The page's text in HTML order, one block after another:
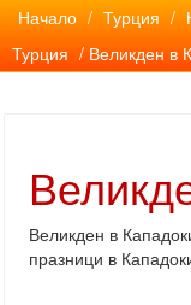
Начало / Турция /
Турция / Великден в
Великден в
празници в